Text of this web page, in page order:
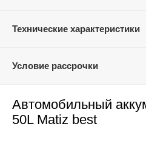
Технические характеристики
Условие рассрочки
Автомобильный
50L Matiz best